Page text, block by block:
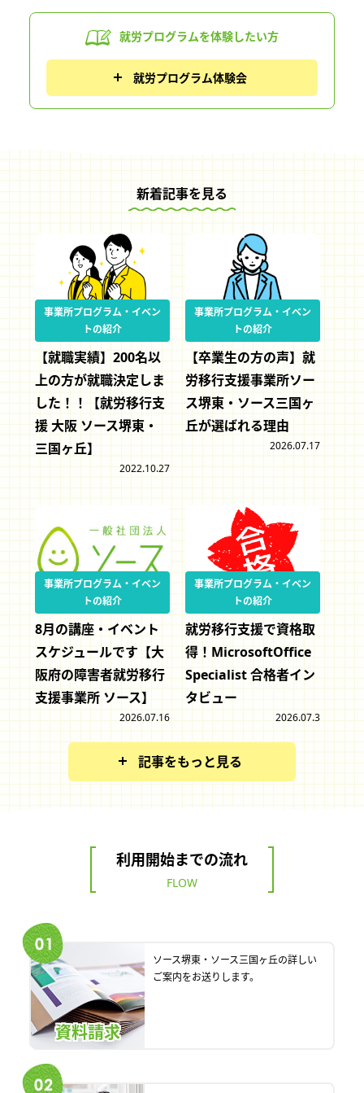
就労プログラムを体験したい方
就労プログラム体験会
新着記事を見る
事業所プログラム・イベン
トの紹介
【就職実績】200名以
上の方が就職決定しま
した！！【就労移行支
援 大阪 ソース堺東・
三国ヶ丘】
2022.10.27
事業所プログラム・イベン
トの紹介
【卒業生の方の声】就
労移行支援事業所ソー
ス堺東・ソース三国ヶ
丘が選ばれる理由
2026.07.17
事業所プログラム・イベン
トの紹介
8月の講座・イベント
スケジュールです【大
阪府の障害者就労移行
支援事業所 ソース】
2026.07.16
事業所プログラム・イベン
トの紹介
就労移行支援で資格取
得！MicrosoftOffice
Specialist 合格者イン
タビュー
2026.07.3
記事をもっと見る
利用開始までの流れ
FLOW
資料請求
ソース堺東・ソース三国ヶ丘の詳しい
ご案内をお送りします。